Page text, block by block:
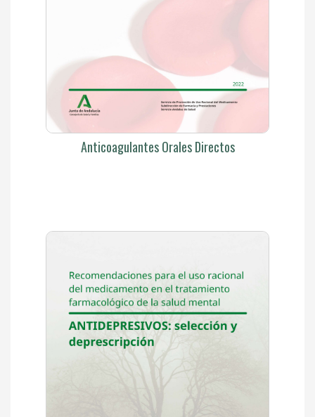
Anticoagulantes Orales Directos